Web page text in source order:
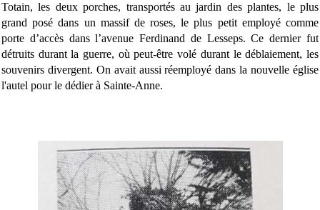
Totain, les deux porches, transportés au jardin des plantes, le plus
grand posé dans un massif de roses, le plus petit employé comme
porte d’accès dans l’avenue Ferdinand de Lesseps. Ce dernier fut
détruits durant la guerre, où peut-être volé durant le déblaiement, les
souvenirs divergent. On avait aussi réemployé dans la nouvelle église
l'autel pour le dédier à Sainte-Anne.